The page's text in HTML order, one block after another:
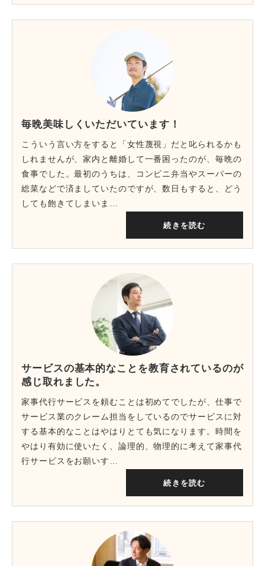
毎晩美味しくいただいています！
こういう言い方をすると「女性蔑視」だと叱られるかも
しれませんが、家内と離婚して一番困ったのが、毎晩の
食事でした。最初のうちは、コンビニ弁当やスーパーの
総菜などで済ましていたのですが、数日もすると、どう
しても飽きてしまいま…
続きを読む
サービスの基本的なことを教育されているのが
感じ取れました。
家事代行サービスを頼むことは初めてでしたが、仕事で
サービス業のクレーム担当をしているのでサービスに対
する基本的なことはやはりとても気になります。時間を
やはり有効に使いたく、論理的、物理的に考えて家事代
行サービスをお願いす…
続きを読む